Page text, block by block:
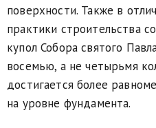
поверхности. Также в
практики строительства
купол Собора святого
восемью, а не четырьмя
достигается более
на уровне фундамента.